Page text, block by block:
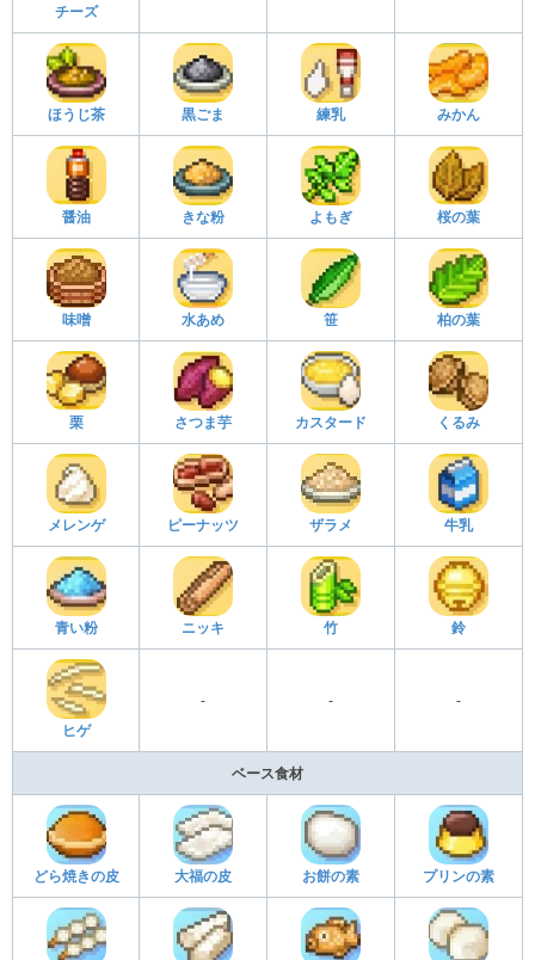
チーズ
ほうじ茶 黒ごま 練乳 みかん
醤油 きな粉 よもぎ 桜の葉
味噌 水あめ 笹 柏の葉
栗 さつま芋 カスタード くるみ
メレンゲ ピーナッツ ザラメ 牛乳
青い粉 ニッキ 竹 鈴
ヒゲ
- - -
ベース食材
どら焼きの皮 大福の皮 お餅の素 プリンの素